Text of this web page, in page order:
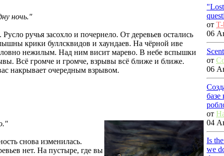
ночь."
ручья засохло и почернело. От деревьев остались
крики буллсквидов и хаундаев. На чёрной иве
нежилым. Над ним висит марево. В небе вспышки
Всё громче и громче, взрывы всё ближе и ближе.
накрывает очередным взрывом.
снова изменилась.
нет. На пустыре, где вы
от T-
06
от
06
от
04
Is
we